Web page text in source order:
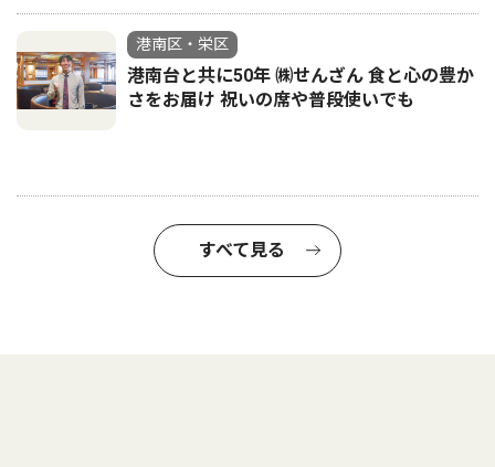
港南区・栄区
港南台と共に50年 ㈱せんざん 食と心の豊か
さをお届け 祝いの席や普段使いでも
すべて見る